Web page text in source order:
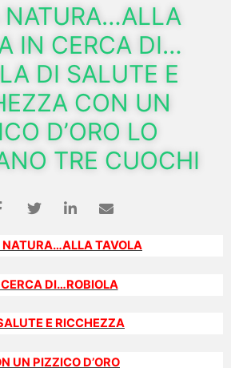
NATURA…ALLA
IN CERCA DI…
DI SALUTE E
CON UN
D’ORO LO
TRE CUOCHI
NATURA…ALLA TAVOLA
DI…ROBIOLA
E RICCHEZZA
UN PIZZICO D’ORO